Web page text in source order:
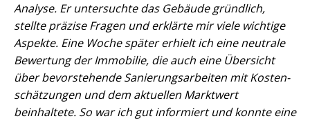
Analyse. Er untersuchte das Gebäude gründlich,
stellte präzise Fragen und erklärte mir viele wichtige
Aspekte. Eine Woche später erhielt ich eine neutrale
Bewertung der Immobilie, die auch eine Übersicht
über bevorstehende Sa­nie­rungs­ar­bei­ten mit Kos­ten­
schät­zun­gen und dem aktuellen Marktwert
beinhaltete. So war ich gut informiert und konnte eine